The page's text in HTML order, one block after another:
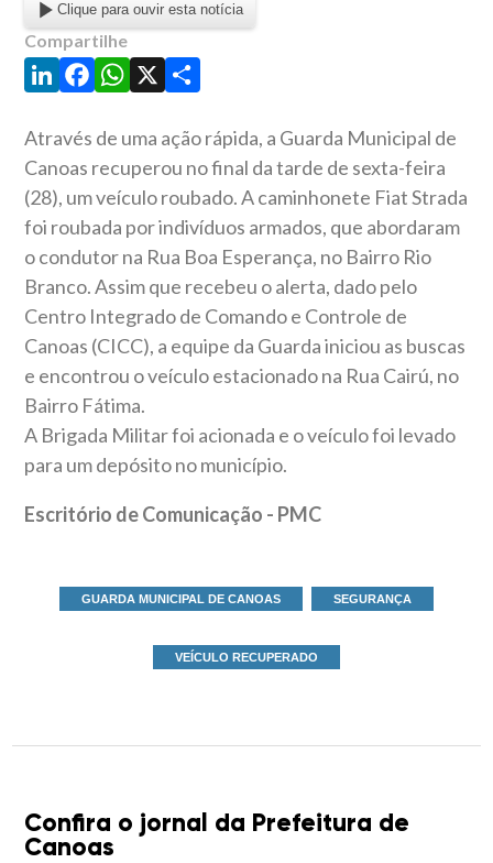
Clique para ouvir esta notícia
Compartilhe
LinkedIn
Facebook
WhatsApp
X Share
Através de uma ação rápida, a Guarda Municipal de
Canoas recuperou no final da tarde de sexta-feira
(28), um veículo roubado. A caminhonete Fiat Strada
foi roubada por indivíduos armados, que abordaram
o condutor na Rua Boa Esperança, no Bairro Rio
Branco. Assim que recebeu o alerta, dado pelo
Centro Integrado de Comando e Controle de
Canoas (CICC), a equipe da Guarda iniciou as buscas
e encontrou o veículo estacionado na Rua Cairú, no
Bairro Fátima.
A Brigada Militar foi acionada e o veículo foi levado
para um depósito no município.
Escritório de Comunicação - PMC
GUARDA MUNICIPAL DE CANOAS SEGURANÇA
VEÍCULO RECUPERADO
Confira o jornal da Prefeitura de
Canoas